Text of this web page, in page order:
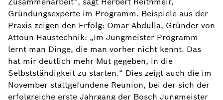
Gründungsexperte im Programm. Beispiele aus der
Praxis zeigen den Erfolg: Omar Abdulla, Gründer von
Attoun Haustechnik: „Im Jungmeister Programm
lernt man Dinge, die man vorher nicht kennt. Das
hat mir deutlich mehr Mut gegeben, in die
Selbstständigkeit zu starten.“ Dies zeigt auch die im
November stattgefundene Reunion, bei der sich der
erfolgreiche erste Jahrgang der Bosch Jungmeister